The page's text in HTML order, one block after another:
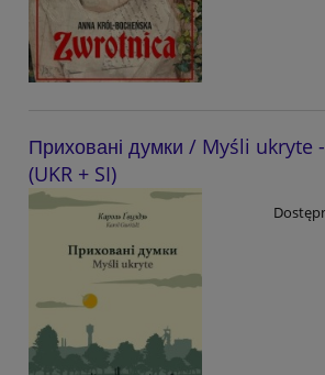
Приховані думки / Myśli ukryte
(UKR + SI)